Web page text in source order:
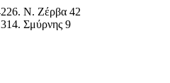
Ν. Ζέρβα 42
Σμύρνης 9